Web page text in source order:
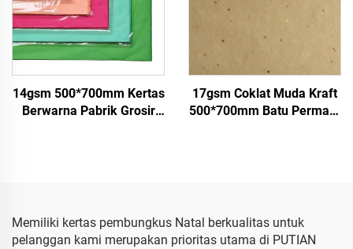
14gsm 500*700mm Kertas
Berwarna Pabrik Grosir
17gsm Coklat Muda Kraft
500*700mm Batu Permata
Memiliki kertas pembungkus Natal berkualitas untuk
pelanggan kami merupakan prioritas utama di PUTIAN